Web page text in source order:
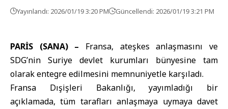
Yayınlandı: 2026/01/19 3:20 PM Güncellendi: 2026/01/19 3:21 PM
PARİS (SANA) – Fransa, ateşkes anlaşmasını ve
SDG’nin Suriye devlet kurumları bünyesine tam
olarak entegre edilmesini memnuniyetle karşıladı.
Fransa Dışişleri Bakanlığı, yayımladığı bir
açıklamada, tüm tarafları anlaşmaya uymaya davet